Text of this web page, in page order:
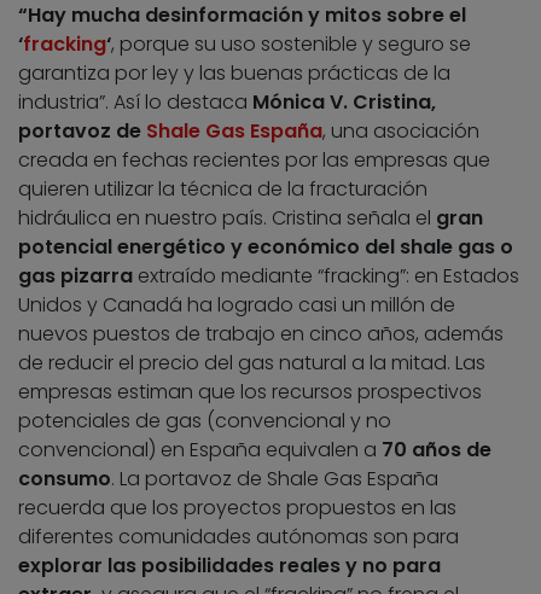
“Hay mucha desinformación y mitos sobre el
‘fracking‘, porque su uso sostenible y seguro se
garantiza por ley y las buenas prácticas de la
industria”. Así lo destaca Mónica V. Cristina,
portavoz de Shale Gas España, una asociación
creada en fechas recientes por las empresas que
quieren utilizar la técnica de la fracturación
hidráulica en nuestro país. Cristina señala el gran
potencial energético y económico del shale gas o
gas pizarra extraído mediante “fracking”: en Estados
Unidos y Canadá ha logrado casi un millón de
nuevos puestos de trabajo en cinco años, además
de reducir el precio del gas natural a la mitad. Las
empresas estiman que los recursos prospectivos
potenciales de gas (convencional y no
convencional) en España equivalen a 70 años de
consumo. La portavoz de Shale Gas España
recuerda que los proyectos propuestos en las
diferentes comunidades autónomas son para
explorar las posibilidades reales y no para